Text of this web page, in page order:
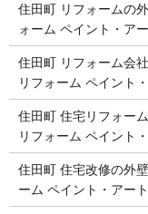
住田町 リフォームの
ォーム ペイント・ア
住田町 リフォーム会
リフォーム ペイント
住田町 住宅リフォー
リフォーム ペイント
住田町 住宅改修の外
ーム ペイント・アー